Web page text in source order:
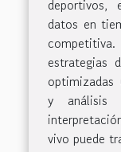
deportivos,
datos en
estrategias
optimizadas
y análisis
vivo puede